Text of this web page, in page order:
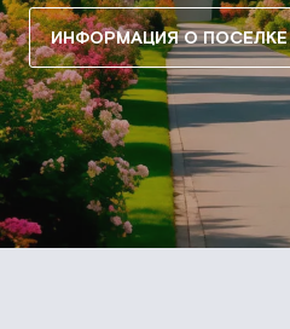
ИНФОРМАЦИЯ О ПОСЕЛКЕ